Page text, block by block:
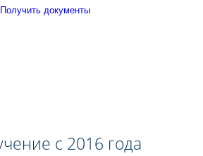
Получить документы
с 2016 года